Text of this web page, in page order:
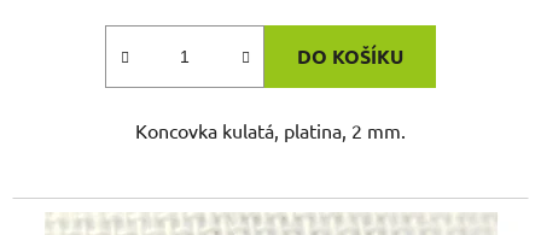
DO KOŠÍKU
Koncovka kulatá, platina, 2 mm.